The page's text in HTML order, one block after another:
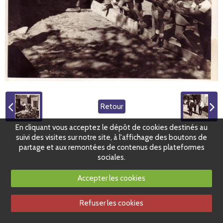
Retour
En cliquant vous acceptez le dépôt de cookies destinés au
suivi des visites sur notre site, à l'affichage des boutons de
partage et aux remontées de contenus des plateformes
sociales.
Accepter les cookies
Refuser les cookies